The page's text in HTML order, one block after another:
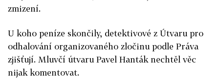
zmizení.
U koho peníze skončily, detektivové z Útvaru pro
odhalování organizovaného zločinu podle Práva
zjišťují. Mluvčí útvaru Pavel Hanták nechtěl věc
nijak komentovat.